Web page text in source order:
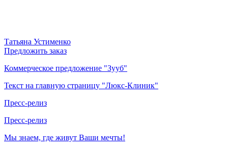
Татьяна Устименко
Предложить заказ
Коммерческое предложение "Зууб"
Текст на главную страницу "Люкс-Клиник"
Пресс-релиз
Пресс-релиз
Мы знаем, где живут Ваши мечты!